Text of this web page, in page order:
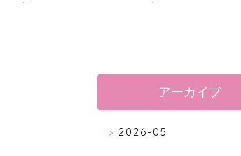
アーカイブ
2026-05